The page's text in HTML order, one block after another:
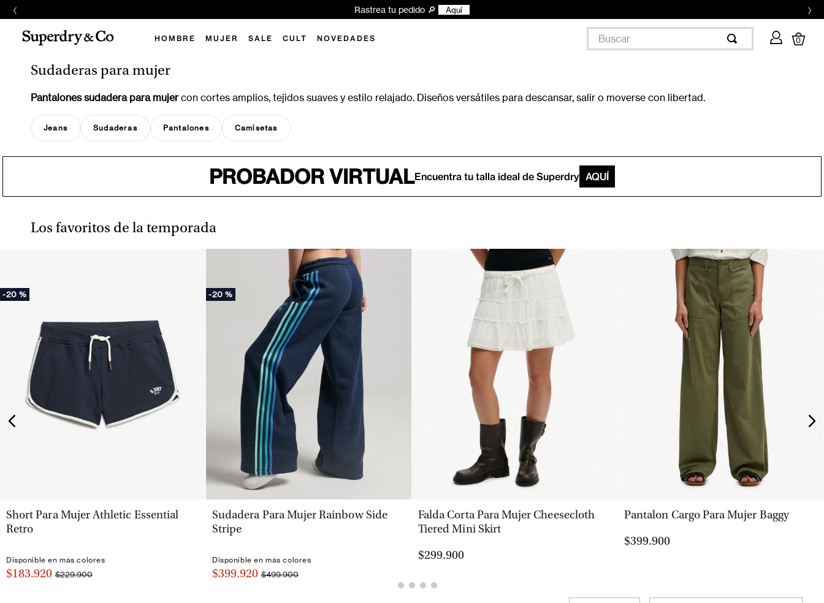
‹ Rastrea tu pedido 🔎 Aquí ›
HOMBRE MUJER SALE CULT NOVEDADES
Buscar
0
Sudaderas para mujer
Pantalones sudadera para mujercon cortes amplios, tejidos suaves y estilo relajado. Diseños versátiles para descansar, salir o moverse con libertad.
Jeans Sudaderas Pantalones Camisetas
PROBADOR VIRTUALEncuentra tu talla ideal de Superdry AQUÍ
Los favoritos de la temporada
-20 %
VISTA RÁPIDA
Short Para Mujer Athletic Essential
Retro
Disponible en más colores
$183.920 $229.900
-20 %
VISTA RÁPIDA
Sudadera Para Mujer Rainbow Side
Stripe
Disponible en más colores
$399.920 $499.900
VISTA RÁPIDA
Falda Corta Para Mujer Cheesecloth
Tiered Mini Skirt
$299.900
VISTA RÁPIDA
Pantalon Cargo Para Mujer Baggy
$399.900